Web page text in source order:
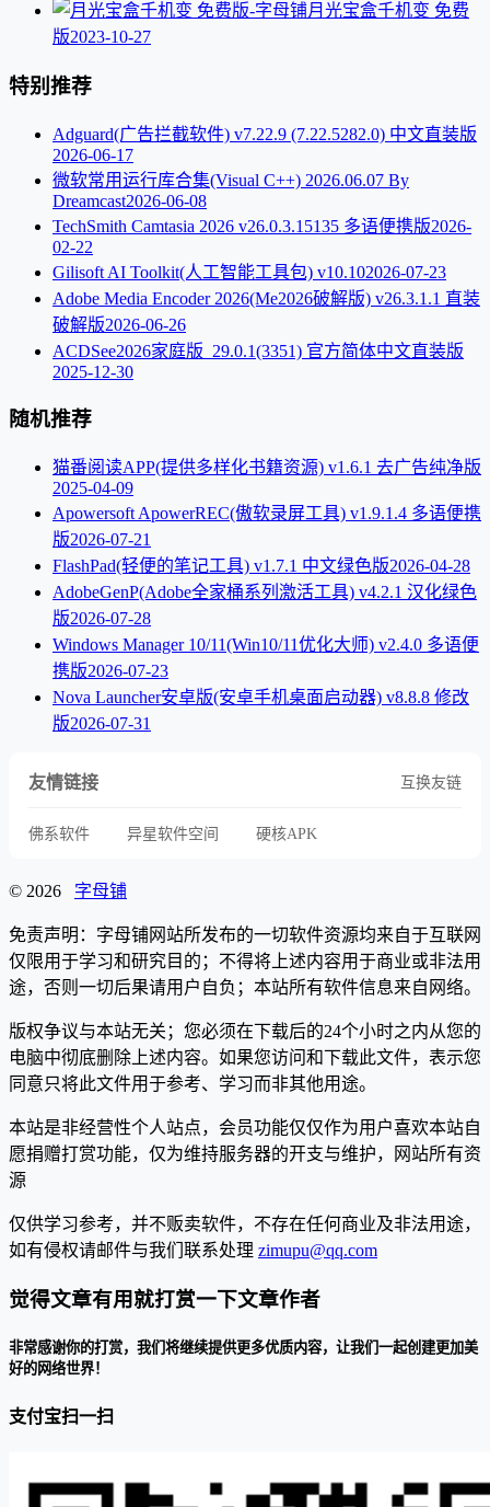
月光宝盒千机变 免费
版2023-10-27
特别推荐
Adguard(广告拦截软件) v7.22.9 (7.22.5282.0) 中文直装版
2026-06-17
微软常用运行库合集(Visual C++) 2026.06.07 By
Dreamcast2026-06-08
TechSmith Camtasia 2026 v26.0.3.15135 多语便携版2026-
02-22
Gilisoft AI Toolkit(人工智能工具包) v10.102026-07-23
Adobe Media Encoder 2026(Me2026破解版) v26.3.1.1 直装
破解版2026-06-26
ACDSee2026家庭版_29.0.1(3351) 官方简体中文直装版
2025-12-30
随机推荐
猫番阅读APP(提供多样化书籍资源) v1.6.1 去广告纯净版
2025-04-09
Apowersoft ApowerREC(傲软录屏工具) v1.9.1.4 多语便携
版2026-07-21
FlashPad(轻便的笔记工具) v1.7.1 中文绿色版2026-04-28
AdobeGenP(Adobe全家桶系列激活工具) v4.2.1 汉化绿色
版2026-07-28
Windows Manager 10/11(Win10/11优化大师) v2.4.0 多语便
携版2026-07-23
Nova Launcher安卓版(安卓手机桌面启动器) v8.8.8 修改
版2026-07-31
友情链接 互换友链
佛系软件 异星软件空间 硬核APK
© 2026 字母铺
免责声明：字母铺网站所发布的一切软件资源均来自于互联网
仅限用于学习和研究目的；不得将上述内容用于商业或非法用
途，否则一切后果请用户自负；本站所有软件信息来自网络。
版权争议与本站无关；您必须在下载后的24个小时之内从您的
电脑中彻底删除上述内容。如果您访问和下载此文件，表示您
同意只将此文件用于参考、学习而非其他用途。
本站是非经营性个人站点，会员功能仅仅作为用户喜欢本站自
愿捐赠打赏功能，仅为维持服务器的开支与维护，网站所有资
源
仅供学习参考，并不贩卖软件，不存在任何商业及非法用途，
如有侵权请邮件与我们联系处理 zimupu@qq.com
觉得文章有用就打赏一下文章作者
非常感谢你的打赏，我们将继续提供更多优质内容，让我们一起创建更加美
好的网络世界！
支付宝扫一扫